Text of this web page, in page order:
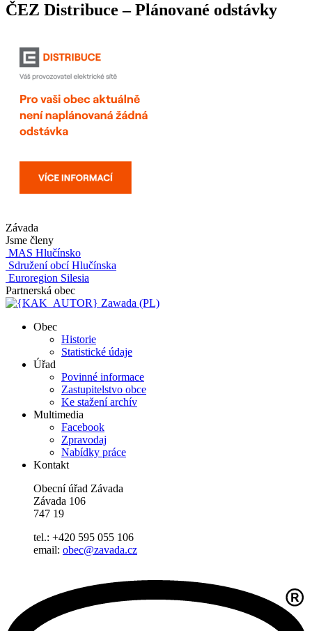
ČEZ Distribuce – Plánované odstávky
Závada
Jsme členy
MAS Hlučínsko
Sdružení obcí Hlučínska
Euroregion Silesia
Partnerská obec
Zawada (PL)
Obec
Historie
Statistické údaje
Úřad
Povinné informace
Zastupitelstvo obce
Ke stažení archív
Multimedia
Facebook
Zpravodaj
Nabídky práce
Kontakt
Obecní úřad Závada
Závada 106
747 19
tel.: +420 595 055 106
email: obec@zavada.cz